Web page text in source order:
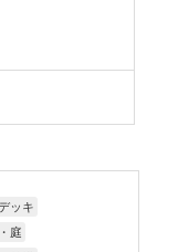
ッキ
庭